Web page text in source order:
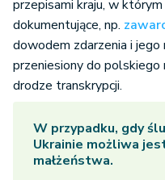
przepisami kraju, w którym
dokumentujące, np.
dowodem zdarzenia i
przeniesiony do
drodze transkrypcji.
W przypadku, gdy
Ukrainie możliwa
małżeństwa.